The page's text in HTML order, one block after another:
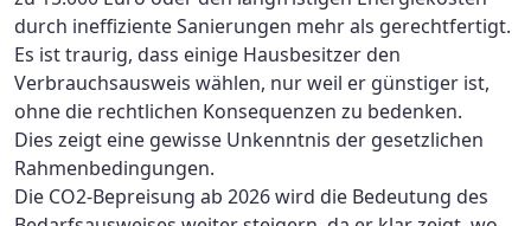
durch ineffiziente Sanierungen mehr als gerechtfertigt.
Es ist traurig, dass einige Hausbesitzer den
Verbrauchsausweis wählen, nur weil er günstiger ist,
ohne die rechtlichen Konsequenzen zu bedenken.
Dies zeigt eine gewisse Unkenntnis der gesetzlichen
Rahmenbedingungen.
Die CO2-Bepreisung ab 2026 wird die Bedeutung des